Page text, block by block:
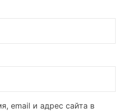
email и адрес сайта в